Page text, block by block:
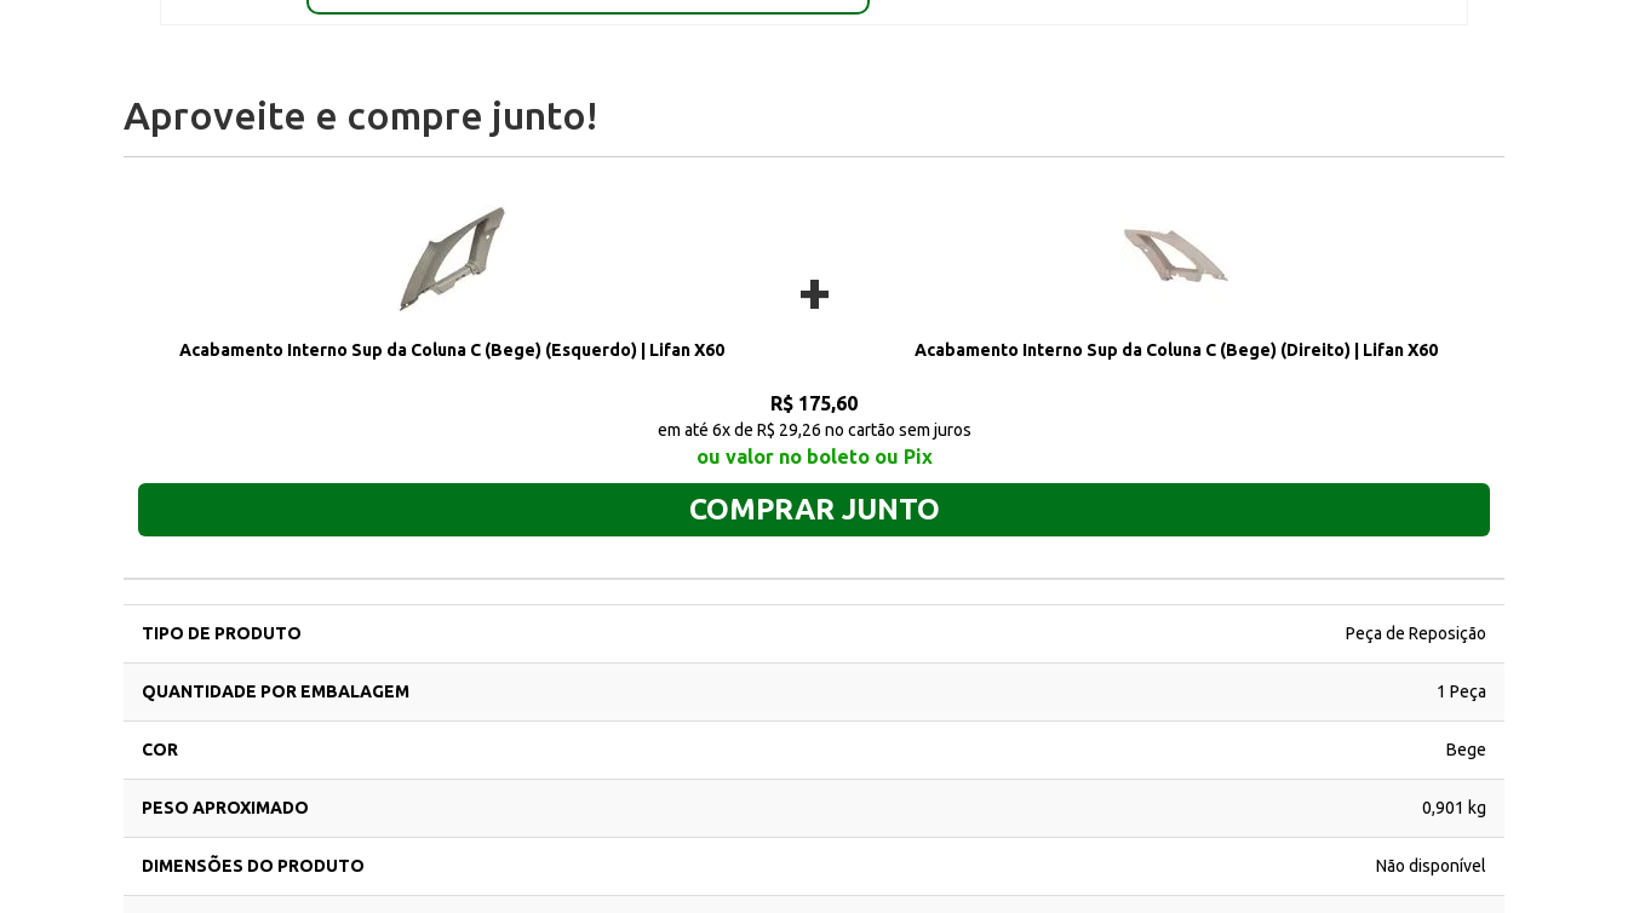
Aproveite e compre junto!
Acabamento Interno Sup da Coluna C (Bege) (Esquerdo) | Lifan X60
+
Acabamento Interno Sup da Coluna C (Bege) (Direito) | Lifan X60
R$ 175,60
em até 6x de R$ 29,26 no cartão sem juros
ou valor no boleto ou Pix
COMPRAR JUNTO
TIPO DE PRODUTO Peça de Reposição
QUANTIDADE POR EMBALAGEM 1 Peça
COR Bege
PESO APROXIMADO 0,901 kg
DIMENSÕES DO PRODUTO Não disponível